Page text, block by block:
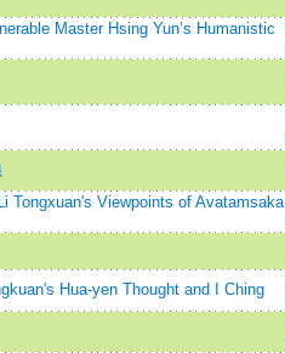
Master Hsing Yun’s Humanistic
Tongxuan's Viewpoints of Avatamsaka
Hua-yen Thought and I Ching